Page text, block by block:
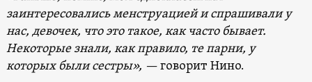
заинтересовались менструацией и спрашивали у
нас, девочек, что это такое, как часто бывает.
Некоторые знали, как правило, те парни, у
которых были сестры», —говорит Нино.